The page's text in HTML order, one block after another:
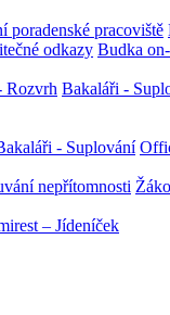
poradenské pracoviště
odkazy Budka
Rozvrh Bakaláři -
- Suplování
nepřítomnosti
– Jídeníček